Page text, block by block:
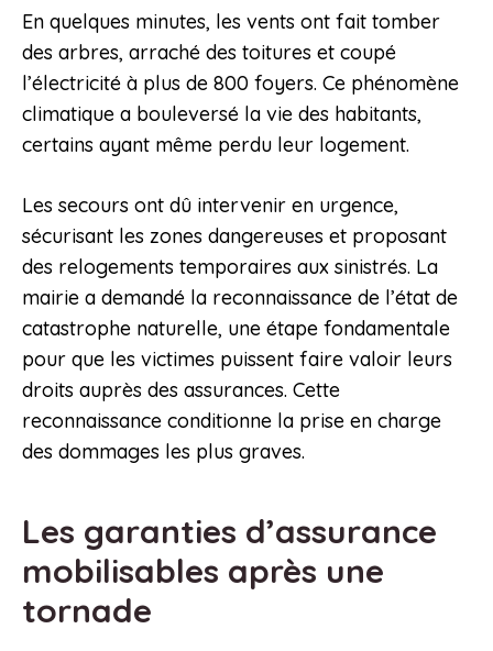
En quelques minutes, les vents ont fait tomber
des arbres, arraché des toitures et coupé
l’électricité à plus de 800 foyers. Ce phénomène
climatique a bouleversé la vie des habitants,
certains ayant même perdu leur logement.
Les secours ont dû intervenir en urgence,
sécurisant les zones dangereuses et proposant
des relogements temporaires aux sinistrés. La
mairie a demandé la reconnaissance de l’état de
catastrophe naturelle, une étape fondamentale
pour que les victimes puissent faire valoir leurs
droits auprès des assurances. Cette
reconnaissance conditionne la prise en charge
des dommages les plus graves.
Les garanties d’assurance
mobilisables après une
tornade